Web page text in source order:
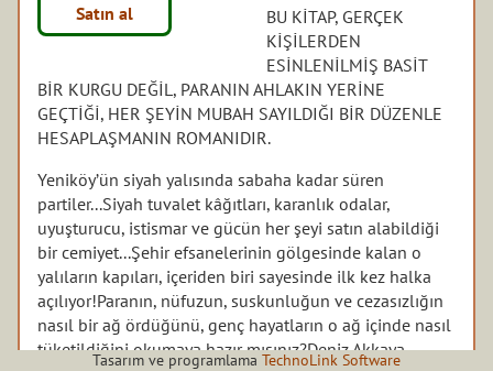
Satın al
BU KİTAP, GERÇEK
KİŞİLERDEN
ESİNLENİLMİŞ BASİT
BİR KURGU DEĞİL, PARANIN AHLAKIN YERİNE
GEÇTİĞİ, HER ŞEYİN MUBAH SAYILDIĞI BİR DÜZENLE
HESAPLAŞMANIN ROMANIDIR.
Yeniköy’ün siyah yalısında sabaha kadar süren
partiler...Siyah tuvalet kâğıtları, karanlık odalar,
uyuşturucu, istismar ve gücün her şeyi satın alabildiği
bir cemiyet...Şehir efsanelerinin gölgesinde kalan o
yalıların kapıları, içeriden biri sayesinde ilk kez halka
açılıyor!Paranın, nüfuzun, suskunluğun ve cezasızlığın
nasıl bir ağ ördüğünü, genç hayatların o ağ içinde nasıl
tüketildiğini okumaya hazır mısınız?Deniz Akkaya,
Tasarım ve programlama TechnoLink Software